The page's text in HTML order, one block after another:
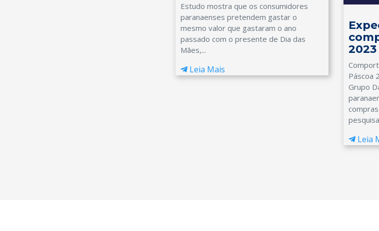
Estudo mostra que os consumidores
paranaenses pretendem gastar o
mesmo valor que gastaram o ano
passado com o presente de Dia das
Mães,...
Leia Mais
2023
Páscoa
Grupo
Leia